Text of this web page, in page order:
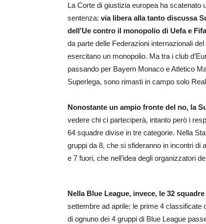
La Corte di giustizia europea ha
sentenza: via libera alla tanto discussa
dell’Ue contro il monopolio di Uefa e
da parte delle Federazioni internazionali
esercitano un monopolio. Ma tra i club
passando per Bayern Monaco e Atletico
Superlega, sono rimasti in campo solo
Nonostante un ampio fronte del no, la
vedere chi ci parteciperà, intanto però i
64 squadre divise in tre categorie. Nella
gruppi da 8, che si sfideranno in incontri di
e 7 fuori, che nell’idea degli organizzatori
Nella Blue League, invece, le 32
settembre ad aprile: le prime 4 classificate
di ognuno dei 4 gruppi di Blue League